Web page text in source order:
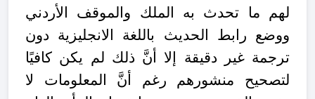
لهم ما تحدث به الملك والموقف الأردني
ووضع رابط الحديث باللغة الانجليزية دون
ترجمة غير دقيقة إلا أنَّ ذلك لم يكن كافيًا
لتصحيح منشورهم رغم أنَّ المعلومات لا